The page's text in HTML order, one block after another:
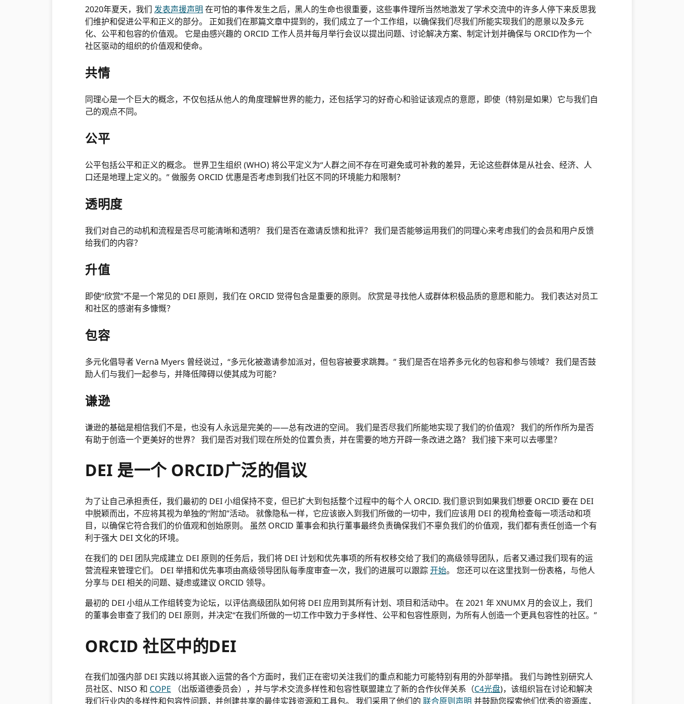
2020年夏天，我们 发表声援声明 在可怕的事件发生之后，黑人的生命也很重要，这些事件理所当然地激发了学术交流中的许多人停下来反思我
们维护和促进公平和正义的部分。 正如我们在那篇文章中提到的，我们成立了一个工作组，以确保我们尽我们所能实现我们的愿景以及多元
化、公平和包容的价值观。 它是由感兴趣的 ORCID 工作人员并每月举行会议以提出问题、讨论解决方案、制定计划并确保与 ORCID作为一个
社区驱动的组织的价值观和使命。
共情
同理心是一个巨大的概念，不仅包括从他人的角度理解世界的能力，还包括学习的好奇心和验证该观点的意愿，即使（特别是如果）它与我们自
己的观点不同。
公平
公平包括公平和正义的概念。 世界卫生组织 (WHO) 将公平定义为“人群之间不存在可避免或可补救的差异，无论这些群体是从社会、经济、人
口还是地理上定义的。” 做服务 ORCID 优惠是否考虑到我们社区不同的环境能力和限制？
透明度
我们对自己的动机和流程是否尽可能清晰和透明？ 我们是否在邀请反馈和批评？ 我们是否能够运用我们的同理心来考虑我们的会员和用户反馈
给我们的内容？
升值
即使“欣赏”不是一个常见的 DEI 原则，我们在 ORCID 觉得包含是重要的原则。 欣赏是寻找他人或群体积极品质的意愿和能力。 我们表达对员工
和社区的感谢有多慷慨？
包容
多元化倡导者 Vernā Myers 曾经说过，“多元化被邀请参加派对，但包容被要求跳舞。” 我们是否在培养多元化的包容和参与领域？ 我们是否鼓
励人们与我们一起参与，并降低障碍以使其成为可能？
谦逊
谦逊的基础是相信我们不是，也没有人永远是完美的——总有改进的空间。 我们是否尽我们所能地实现了我们的价值观？ 我们的所作所为是否
有助于创造一个更美好的世界？ 我们是否对我们现在所处的位置负责，并在需要的地方开辟一条改进之路？ 我们接下来可以去哪里？
DEI 是一个 ORCID广泛的倡议
为了让自己承担责任，我们最初的 DEI 小组保持不变，但已扩大到包括整个过程中的每个人 ORCID. 我们意识到如果我们想要 ORCID 要在 DEI
中脱颖而出，不应将其视为单独的“附加”活动。 就像隐私一样，它应该嵌入到我们所做的一切中，我们应该用 DEI 的视角检查每一项活动和项
目，以确保它符合我们的价值观和创始原则。 虽然 ORCID 董事会和执行董事最终负责确保我们不辜负我们的价值观，我们都有责任创造一个有
利于强大 DEI 文化的环境。
在我们的 DEI 团队完成建立 DEI 原则的任务后，我们将 DEI 计划和优先事项的所有权移交给了我们的高级领导团队，后者又通过我们现有的运
营流程来管理它们。 DEI 举措和优先事项由高级领导团队每季度审查一次，我们的进展可以跟踪开始。 您还可以在这里找到一份表格，与他人
分享与 DEI 相关的问题、疑虑或建议 ORCID 领导。
最初的 DEI 小组从工作组转变为论坛，以评估高级团队如何将 DEI 应用到其所有计划、项目和活动中。 在 2021 年 XNUMX 月的会议上，我们
的董事会审查了我们的 DEI 原则，并决定“在我们所做的一切工作中致力于多样性、公平和包容性原则，为所有人创造一个更具包容性的社区。”
ORCID 社区中的DEI
在我们加强内部 DEI 实践以将其嵌入运营的各个方面时，我们正在密切关注我们的重点和能力可能特别有用的外部举措。 我们与跨性别研究人
员社区、NISO 和 COPE （出版道德委员会），并与学术交流多样性和包容性联盟建立了新的合作伙伴关系（C4光盘)，该组织旨在讨论和解决
我们行业内的多样性和包容性问题，并创建共享的最佳实践资源和工具包。 我们采用了他们的 联合原则声明 并鼓励您探索他们优秀的资源库，